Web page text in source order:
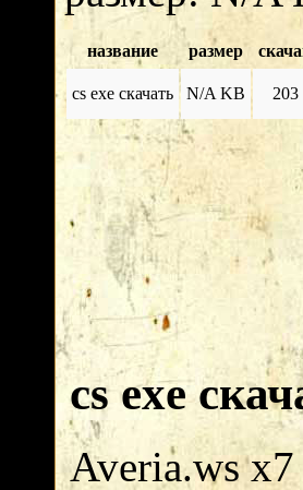
название размер
cs exe скачать N/A KB 203
cs exe
Averia.ws